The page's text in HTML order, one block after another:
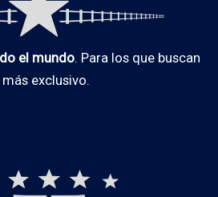
el mundo. Para los que buscan
más exclusivo.